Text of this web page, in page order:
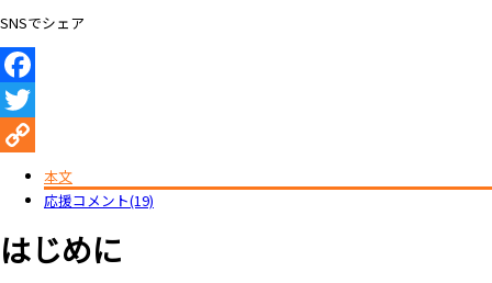
SNSでシェア
Facebook
Twitter
Copy
本文
応援コメント(19)
はじめに